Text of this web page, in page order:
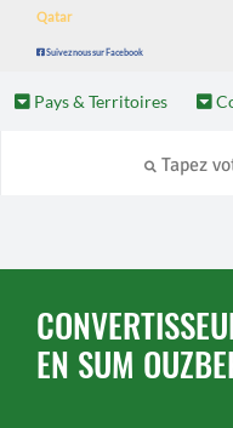
Qatar
Suivez nous sur Facebook
Pays & Territoires
EN SUM